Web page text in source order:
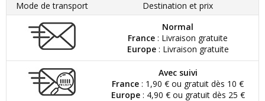
Mode de transport
Destination et prix
Normal
France : Livraison gratuite
Europe: Livraison gratuite
Avec suivi
France : 1,90 € ou gratuit dès 10 €
Europe: 4,90 € ou gratuit dès 25 €